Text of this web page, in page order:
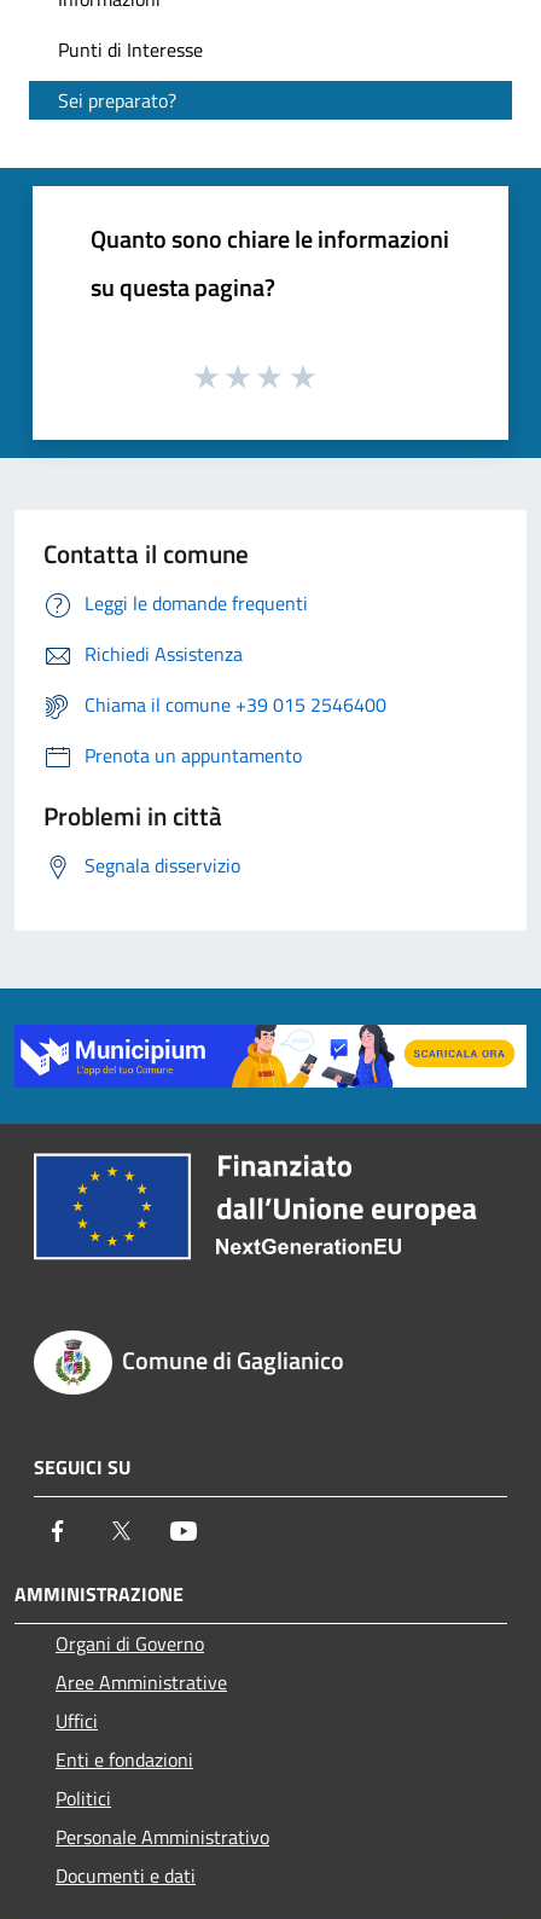
Punti di Interesse
Sei preparato?
Quanto sono chiare le informazioni
su questa pagina?
Contatta il comune
Leggi le domande frequenti
Richiedi Assistenza
Chiama il comune +39 015 2546400
Prenota un appuntamento
Problemi in città
Segnala disservizio
Comune di Gaglianico
SEGUICI SU
Facebook Twitter
AMMINISTRAZIONE
Organi di Governo
Aree Amministrative
Uffici
Enti e fondazioni
Politici
Personale Amministrativo
Documenti e dati